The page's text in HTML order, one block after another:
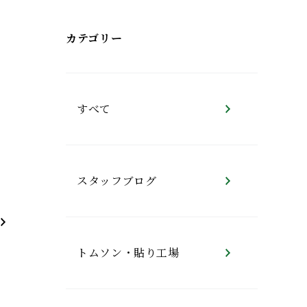
カテゴリー
すべて
スタッフブログ
トムソン・貼り工場